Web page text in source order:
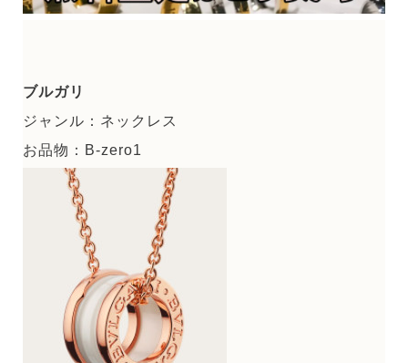
ブルガリ
ジャンル：ネックレス
お品物：B-zero1